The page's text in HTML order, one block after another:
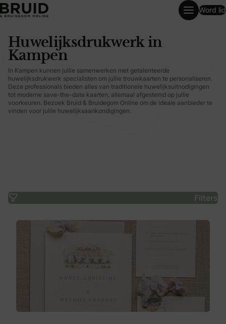
Word lid
Huwelijksdrukwerk in
Kampen
In Kampen kunnen jullie samenwerken met getalenteerde
huwelijksdrukwerk specialisten om jullie trouwkaarten te personaliseren.
Deze professionals bieden alles van traditionele huwelijksuitnodigingen
tot moderne save-the-date kaarten, allemaal afgestemd op jullie
voorkeuren. Bezoek Bruid & Bruidegom Online om de ideale aanbieder te
vinden voor jullie huwelijksaankondigingen.
Filters